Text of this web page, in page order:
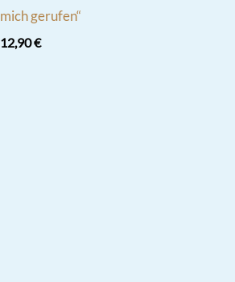
mich gerufen“
12,90€